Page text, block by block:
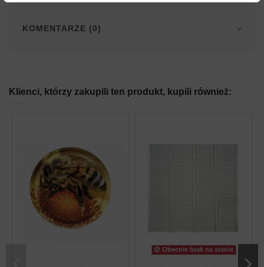
KOMENTARZE (0)
Klienci, którzy zakupili ten produkt, kupili również:
Obecnie brak na stanie